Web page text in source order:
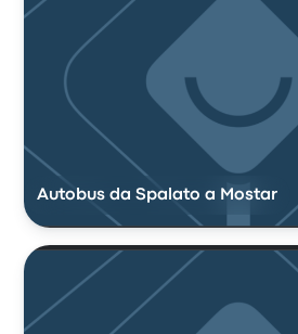
Autobus da Spalato a Mostar